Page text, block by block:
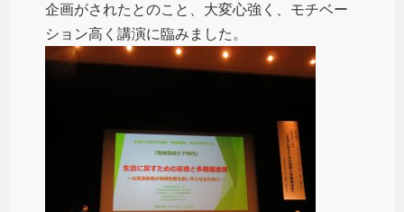
企画がされたとのこと、大変心強く、モチベー
ション高く講演に臨みました。